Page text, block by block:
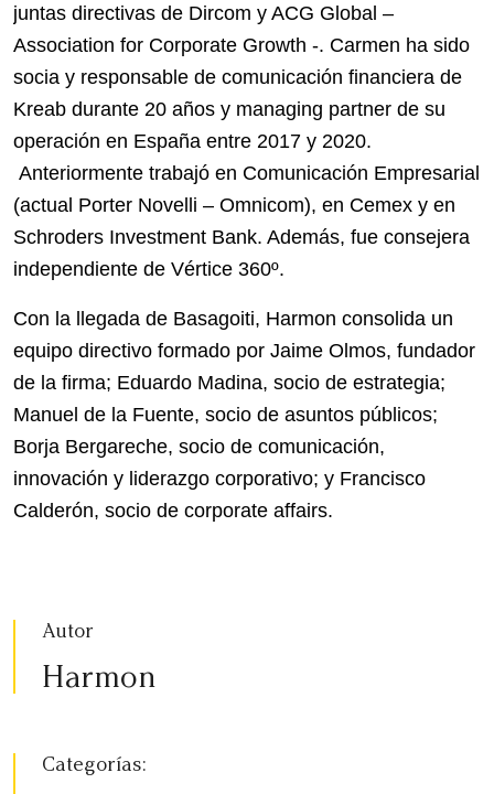
juntas directivas de Dircom y ACG Global –
Association for Corporate Growth -. Carmen ha sido
socia y responsable de comunicación financiera de
Kreab durante 20 años y managing partner de su
operación en España entre 2017 y 2020.
Anteriormente trabajó en Comunicación Empresarial
(actual Porter Novelli – Omnicom), en Cemex y en
Schroders Investment Bank. Además, fue consejera
independiente de Vértice 360º.
Con la llegada de Basagoiti, Harmon consolida un
equipo directivo formado por Jaime Olmos, fundador
de la firma; Eduardo Madina, socio de estrategia;
Manuel de la Fuente, socio de asuntos públicos;
Borja Bergareche, socio de comunicación,
innovación y liderazgo corporativo; y Francisco
Calderón, socio de corporate affairs.
Autor
Harmon
Categorías: